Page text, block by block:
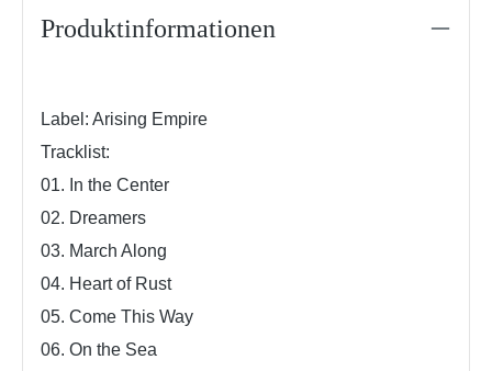
Produktinformationen
Label: Arising Empire
Tracklist:
01. In the Center
02. Dreamers
03. March Along
04. Heart of Rust
05. Come This Way
06. On the Sea